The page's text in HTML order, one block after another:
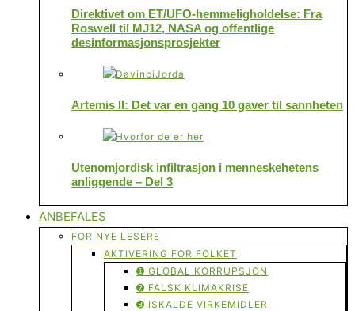
Direktivet om ET/UFO-hemmeligholdelse: Fra
Roswell til MJ12, NASA og offentlige
desinformasjonsprosjekter
Artemis II: Det var en gang 10 gaver til sannheten
Utenomjordisk infiltrasjon i menneskehetens
anliggende – Del 3
ANBEFALES
FOR NYE LESERE
AKTIVERING FOR FOLKET
➊ GLOBAL KORRUPSJON
➋ FALSK KLIMAKRISE
➌ ISKALDE VIRKEMIDLER